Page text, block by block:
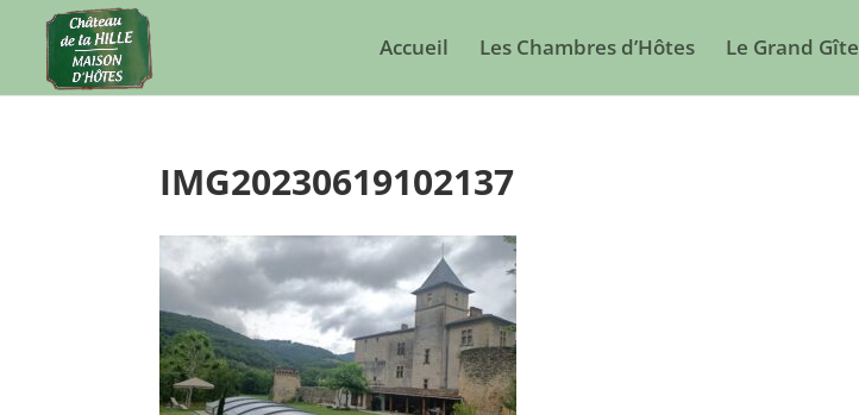
Accueil Les Chambres d’Hôtes Le Grand Gîte
IMG20230619102137